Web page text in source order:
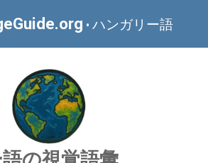
• ハンガリー語